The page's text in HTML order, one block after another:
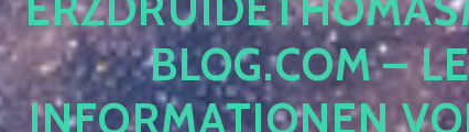
LOG.COM –
NFORMATIONEN